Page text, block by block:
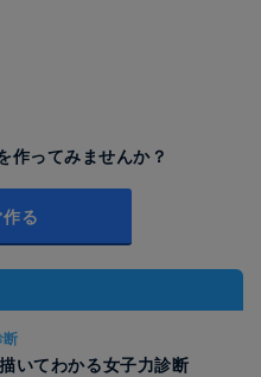
作ってみませんか？
る
断
描いてわかる女子力診断